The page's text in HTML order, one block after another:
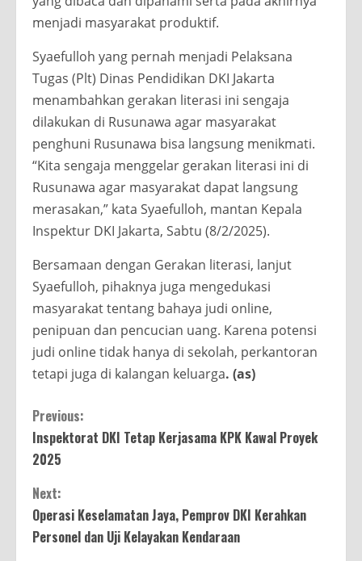
menjadi masyarakat produktif.
Syaefulloh yang pernah menjadi Pelaksana
Tugas (Plt) Dinas Pendidikan DKI Jakarta
menambahkan gerakan literasi ini sengaja
dilakukan di Rusunawa agar masyarakat
penghuni Rusunawa bisa langsung menikmati.
“Kita sengaja menggelar gerakan literasi ini di
Rusunawa agar masyarakat dapat langsung
merasakan,” kata Syaefulloh, mantan Kepala
Inspektur DKI Jakarta, Sabtu (8/2/2025).
Bersamaan dengan Gerakan literasi, lanjut
Syaefulloh, pihaknya juga mengedukasi
masyarakat tentang bahaya judi online,
penipuan dan pencucian uang. Karena potensi
judi online tidak hanya di sekolah, perkantoran
tetapi juga di kalangan keluarga. (as)
Continue
Reading
Previous:
Inspektorat DKI Tetap Kerjasama KPK Kawal Proyek
2025
Next:
Operasi Keselamatan Jaya, Pemprov DKI Kerahkan
Personel dan Uji Kelayakan Kendaraan